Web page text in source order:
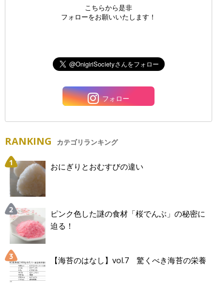
こちらから是非
フォローをお願いいたします！
フォロー
RANKING カテゴリランキング
おにぎりとおむすびの違い
ピンク色した謎の食材「桜でんぶ」の秘密に
迫る！
【海苔のはなし】vol.7 驚くべき海苔の栄養